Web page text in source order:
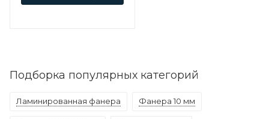
Подборка популярных категорий
Ламинированная фанера Фанера 10 мм